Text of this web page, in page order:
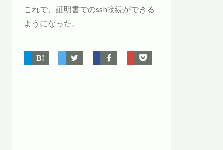
これで、証明書でのssh接続ができる
ようになった。